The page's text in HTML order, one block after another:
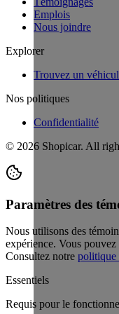
Emplois
Nous joindre
Explorer
Trouvez un
Nos politiques
Confidentialité
© 2026 Shopicar. All
Paramètres des
Nous utilisons des
expérience. Vous pouvez
Consultez notre politique
Essentiels
Requis pour le